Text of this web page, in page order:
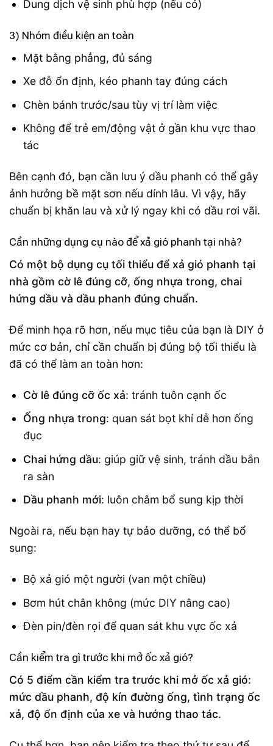
Dung dịch vệ sinh phù hợp (nếu có)
3) Nhóm điều kiện an toàn
Mặt bằng phẳng, đủ sáng
Xe đỗ ổn định, kéo phanh tay đúng cách
Chèn bánh trước/sau tùy vị trí làm việc
Không để trẻ em/động vật ở gần khu vực thao
tác
Bên cạnh đó, bạn cần lưu ý dầu phanh có thể gây
ảnh hưởng bề mặt sơn nếu dính lâu. Vì vậy, hãy
chuẩn bị khăn lau và xử lý ngay khi có dầu rơi vãi.
Cần những dụng cụ nào để xả gió phanh tại nhà?
Có một bộ dụng cụ tối thiểu để xả gió phanh tại
nhà gồm cờ lê đúng cỡ, ống nhựa trong, chai
hứng dầu và dầu phanh đúng chuẩn.
Để minh họa rõ hơn, nếu mục tiêu của bạn là DIY ở
mức cơ bản, chỉ cần chuẩn bị đúng bộ tối thiểu là
đã có thể làm an toàn hơn:
Cờ lê đúng cỡ ốc xả: tránh tuôn cạnh ốc
Ống nhựa trong: quan sát bọt khí dễ hơn ống
đục
Chai hứng dầu: giúp giữ vệ sinh, tránh dầu bắn
ra sàn
Dầu phanh mới: luôn châm bổ sung kịp thời
Ngoài ra, nếu bạn hay tự bảo dưỡng, có thể bổ
sung:
Bộ xả gió một người (van một chiều)
Bơm hút chân không (mức DIY nâng cao)
Đèn pin/đèn rọi để quan sát khu vực ốc xả
Cần kiểm tra gì trước khi mở ốc xả gió?
Có 5 điểm cần kiểm tra trước khi mở ốc xả gió:
mức dầu phanh, độ kín đường ống, tình trạng ốc
xả, độ ổn định của xe và hướng thao tác.